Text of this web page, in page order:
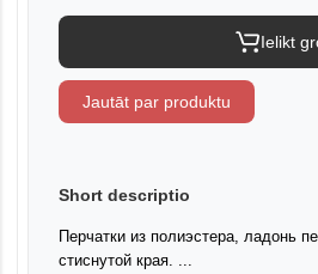
Ielikt
Jautāt par produktu
Short descriptio
Перчатки из полиэстера, ладонь
стиснутой края. ...